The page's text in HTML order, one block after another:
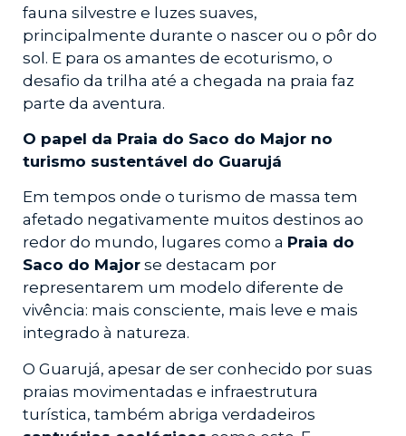
fauna silvestre e luzes suaves,
principalmente durante o nascer ou o pôr do
sol. E para os amantes de ecoturismo, o
desafio da trilha até a chegada na praia faz
parte da aventura.
O papel da Praia do Saco do Major no
turismo sustentável do Guarujá
Em tempos onde o turismo de massa tem
afetado negativamente muitos destinos ao
redor do mundo, lugares como a Praia do
Saco do Major se destacam por
representarem um modelo diferente de
vivência: mais consciente, mais leve e mais
integrado à natureza.
O Guarujá, apesar de ser conhecido por suas
praias movimentadas e infraestrutura
turística, também abriga verdadeiros